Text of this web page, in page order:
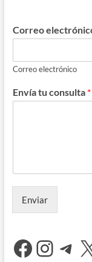
Correo
Correo electrónico
Envía tu consulta *
Enviar
X